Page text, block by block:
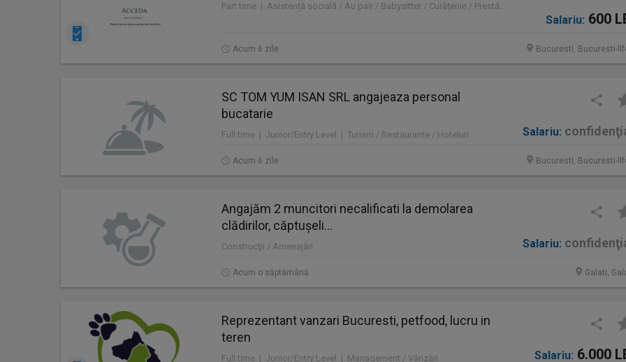
Part time | Asistență socială / Au pair / Babysitter / Curăţenie / Prestări servicii
Salariu: 600
Acum 6 zile Bucuresti, Bucuresti-
SC TOM YUM ISAN SRL angajeaza personal
bucatarie
Full time | Junior/Entry Level | Turism / Restaurante / Hoteluri Salariu:
Acum 6 zile Bucuresti, Bucuresti-
Angajăm 2 muncitori necalificati la demolarea
clădirilor, căptușeli...
Construcţii / Amenajări Salariu:
Acum o săptămână Galati,
Reprezentant vanzari Bucuresti, petfood, lucru in
teren
Full time | Junior/Entry Level | Management / Vânzări Salariu: 6.000